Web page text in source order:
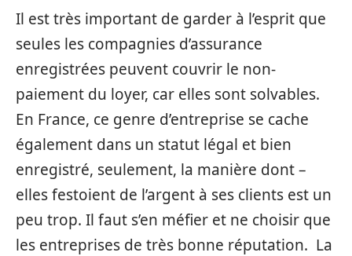
Il est très important de garder à l’esprit que
seules les compagnies d’assurance
enregistrées peuvent couvrir le non-
paiement du loyer, car elles sont solvables.
En France, ce genre d’entreprise se cache
également dans un statut légal et bien
enregistré, seulement, la manière dont –
elles festoient de l’argent à ses clients est un
peu trop. Il faut s’en méfier et ne choisir que
les entreprises de très bonne réputation. La